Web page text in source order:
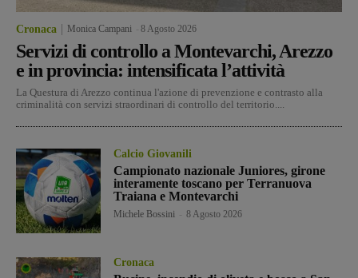
Cronaca Monica Campani 8 Agosto 2026
Servizi di controllo a Montevarchi, Arezzo
e in provincia: intensificata l’attività
La Questura di Arezzo continua l'azione di prevenzione e contrasto alla
criminalità con servizi straordinari di controllo del territorio....
Calcio Giovanili
Campionato nazionale Juniores, girone
interamente toscano per Terranuova
Traiana e Montevarchi
Michele Bossini 8 Agosto 2026
Cronaca